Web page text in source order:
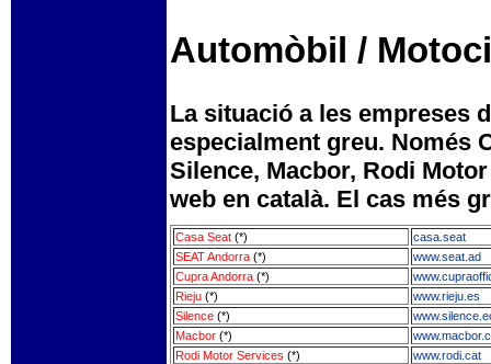
Automòbil /
La situació a les empreses
especialment greu. Només
Silence, Macbor, Rodi
web en català. El cas més
Casa Seat (*)
casa.seat
SEAT Andorra (*)
www.seat.ad
Cupra Andorra (*)
Rieju (*)
www.rieju.es
Silence (*)
Macbor (*)
Rodi Motor Services (*)
www.rodi.cat